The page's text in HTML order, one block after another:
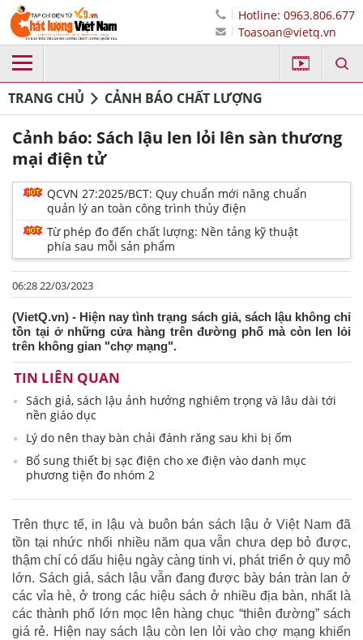
Hotline: 0963.806.677
Toasoan@vietq.vn
TRANG CHỦ CẢNH BÁO CHẤT LƯỢNG
Cảnh báo: Sách lậu len lỏi lên sàn thương
mại điện tử
QCVN 27:2025/BCT: Quy chuẩn mới nâng chuẩn
quản lý an toàn công trình thủy điện
Từ phép đo đến chất lượng: Nền tảng kỹ thuật
phía sau mỗi sản phẩm
06:28 22/03/2023
(VietQ.vn) - Hiện nay tình trạng sách giả, sách lậu không chỉ
tồn tại ở những cửa hàng trên đường phố mà còn len lỏi
trên không gian "chợ mạng".
TIN LIÊN QUAN
Sách giả, sách lậu ảnh hưởng nghiêm trọng và lâu dài tới
nền giáo dục
Lý do nên thay bàn chải đánh răng sau khi bị ốm
Bổ sung thiết bị sạc điện cho xe điện vào danh mục
phương tiện đo nhóm 2
Trên thực tế, in lậu và buôn bán sách lậu ở Việt Nam đã
tồn tại nhức nhối nhiều năm qua vẫn chưa dẹp bỏ được,
thậm chí có dấu hiệu ngày càng tinh vi, phát triển ở quy mô
lớn. Sách giả, sách lậu vẫn đang được bày bán tràn lan ở
các vỉa hè, ở trong các hiệu sách ở nhiều địa bàn, nhất là
các thành phố lớn mọc lên hàng chục “thiên đường” sách
giá rẻ. Hiện nay sách lậu còn len lỏi vào chợ mạng khiến